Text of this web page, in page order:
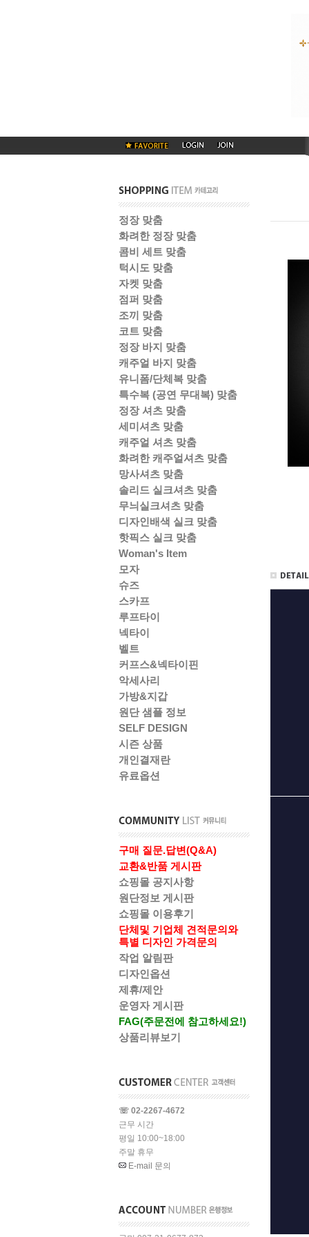
정장 맞춤
화려한 정장 맞춤
콤비 세트 맞춤
턱시도 맞춤
자켓 맞춤
점퍼 맞춤
조끼 맞춤
코트 맞춤
정장 바지 맞춤
캐주얼 바지 맞춤
유니폼/단체복 맞춤
특수복 (공연 무대복) 맞춤
정장 셔츠 맞춤
세미셔츠 맞춤
캐주얼 셔츠 맞춤
화려한 캐주얼셔츠 맞춤
망사셔츠 맞춤
솔리드 실크셔츠 맞춤
무늬실크셔츠 맞춤
디자인배색 실크 맞춤
핫픽스 실크 맞춤
Woman's Item
모자
슈즈
스카프
루프타이
넥타이
벨트
커프스&넥타이핀
악세사리
가방&지갑
원단 샘플 정보
SELF DESIGN
시즌 상품
개인결재란
유료옵션
구매 질문.답변(Q&A)
교환&반품 게시판
쇼핑몰 공지사항
원단정보 게시판
쇼핑몰 이용후기
단체및 기업체 견적문의와
특별 디자인 가격문의
작업 알림판
디자인옵션
제휴/제안
운영자 게시판
FAG(주문전에 참고하세요!)
상품리뷰보기
☏ 02-2267-4672
근무 시간
평일 10:00~18:00
주말 휴무
E-mail 문의